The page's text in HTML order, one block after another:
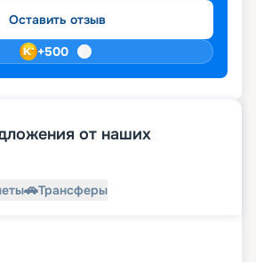
Оставить отзыв
+500
от наших
🚗Трансферы